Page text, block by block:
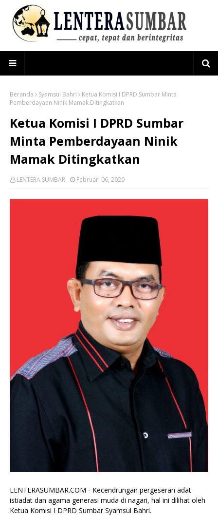
Beranda Syamsul Bahri
Ketua Komisi I DPRD Sumbar Minta
Pemberdayaan Ninik Mamak Ditingkatkan
Ketua Komisi I DPRD Sumbar
Minta Pemberdayaan Ninik
Mamak Ditingkatkan
LENTERA SUMBAR Februari 06, 2020
LENTERASUMBAR.COM - Kecendrungan pergeseran adat
istiadat dan agama generasi muda di nagari, hal ini dilihat oleh
Ketua Komisi I DPRD Sumbar Syamsul Bahri.